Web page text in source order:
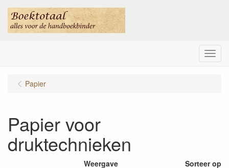
Menu
Papier
Papier voor
druktechnieken
Weergave Sorteer op